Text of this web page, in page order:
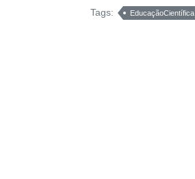
Tags: EducaçãoCientífica